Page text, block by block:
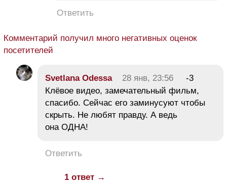
Ответить
Комментарий получил много негативных оценок
посетителей
Svetlana Odessa 28 янв, 23:56
-3
Клёвое видео, замечательный фильм,
спасибо. Сейчас его заминусуют чтобы
скрыть. Не любят правду. А ведь
она ОДНА!
Ответить
1 ответ →